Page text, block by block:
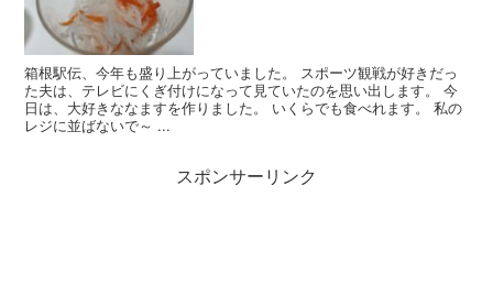
箱根駅伝、今年も盛り上がっていました。 スポーツ観戦が好きだっ
た夫は、テレビにくぎ付けになって見ていたのを思い出します。 今
日は、大好きななますを作りました。 いくらでも食べれます。 私の
レジに並ばないで～ ...
スポンサーリンク